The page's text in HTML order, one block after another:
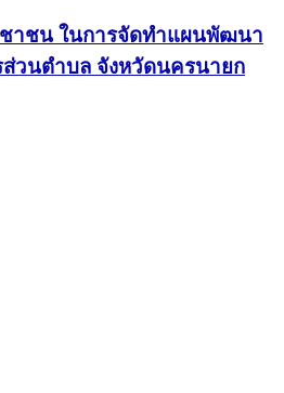
าชน ในการจัดทำแผนพัฒนา
วนตำบล จังหวัดนครนายก